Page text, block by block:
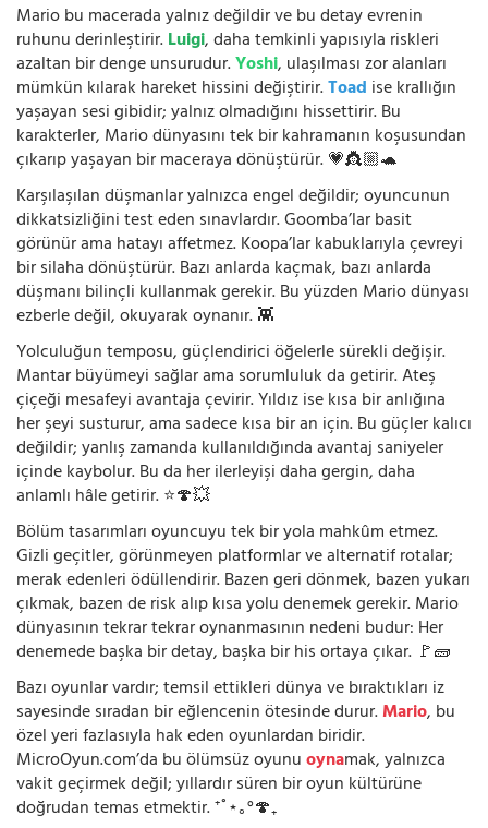
Mario bu macerada yalnız değildir ve bu detay evrenin
ruhunu derinleştirir.Luigi, daha temkinli yapısıyla riskleri
azaltan bir denge unsurudur.Yoshi, ulaşılması zor alanları
mümkün kılarak hareket hissini değiştirir.Toad ise krallığın
yaşayan sesi gibidir; yalnız olmadığını hissettirir. Bu
karakterler, Mario dünyasını tek bir kahramanın koşusundan
çıkarıp yaşayan bir maceraya dönüştürür. 💗👸🏼🐢
Karşılaşılan düşmanlar yalnızca engel değildir; oyuncunun
dikkatsizliğini test eden sınavlardır. Goomba’lar basit
görünür ama hatayı affetmez. Koopa’lar kabuklarıyla çevreyi
bir silaha dönüştürür. Bazı anlarda kaçmak, bazı anlarda
düşmanı bilinçli kullanmak gerekir. Bu yüzden Mario dünyası
ezberle değil, okuyarak oynanır. 👾
Yolculuğun temposu, güçlendirici öğelerle sürekli değişir.
Mantar büyümeyi sağlar ama sorumluluk da getirir. Ateş
çiçeği mesafeyi avantaja çevirir. Yıldız ise kısa bir anlığına
her şeyi susturur, ama sadece kısa bir an için. Bu güçler kalıcı
değildir; yanlış zamanda kullanıldığında avantaj saniyeler
içinde kaybolur. Bu da her ilerleyişi daha gergin, daha
anlamlı hâle getirir. ⭐🍄💥
Bölüm tasarımları oyuncuyu tek bir yola mahkûm etmez.
Gizli geçitler, görünmeyen platformlar ve alternatif rotalar;
merak edenleri ödüllendirir. Bazen geri dönmek, bazen yukarı
çıkmak, bazen de risk alıp kısa yolu denemek gerekir. Mario
dünyasının tekrar tekrar oynanmasının nedeni budur: Her
denemede başka bir detay, başka bir his ortaya çıkar. 🚩🧱
Bazı oyunlar vardır; temsil ettikleri dünya ve bıraktıkları iz
sayesinde sıradan bir eğlencenin ötesinde durur.Mario, bu
özel yeri fazlasıyla hak eden oyunlardan biridir.
MicroOyun.com’da bu ölümsüz oyunuoynamak, yalnızca
vakit geçirmek değil; yıllardır süren bir oyun kültürüne
doğrudan temas etmektir. ⁺˚⋆｡°🍄₊